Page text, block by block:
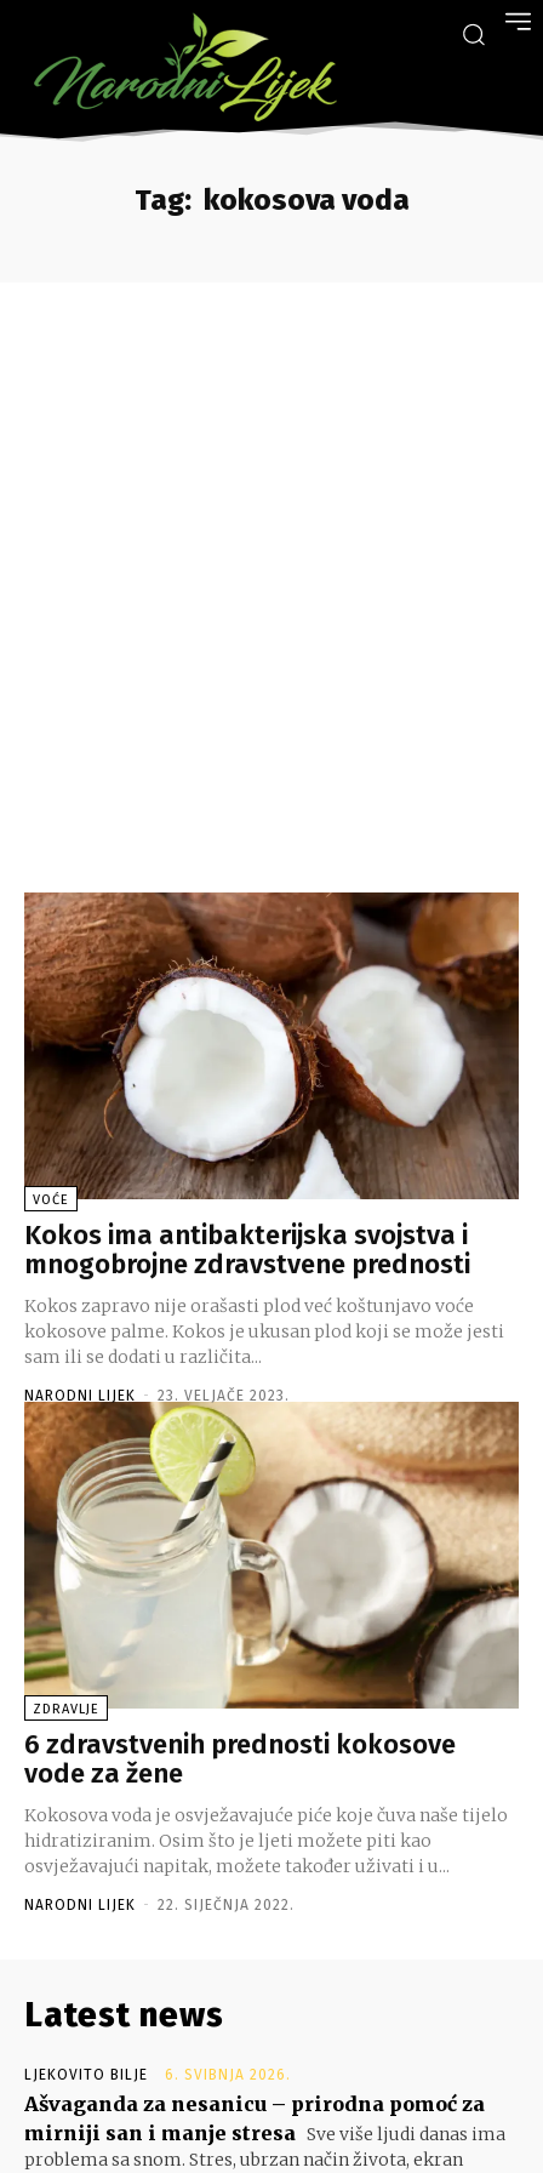
Tag: kokosova voda
VOĆE
Kokos ima antibakterijska svojstva i
mnogobrojne zdravstvene prednosti
Kokos zapravo nije orašasti plod već koštunjavo voće
kokosove palme. Kokos je ukusan plod koji se može jesti
sam ili se dodati u različita...
NARODNI LIJEK - 23. VELJAČE 2023.
ZDRAVLJE
6 zdravstvenih prednosti kokosove
vode za žene
Kokosova voda je osvježavajuće piće koje čuva naše tijelo
hidratiziranim. Osim što je ljeti možete piti kao
osvježavajući napitak, možete također uživati i u...
NARODNI LIJEK - 22. SIJEČNJA 2022.
Latest news
LJEKOVITO BILJE 6. SVIBNJA 2026.
Ašvaganda za nesanicu – prirodna pomoć za
mirniji san i manje stresa Sve više ljudi danas ima
problema sa snom. Stres, ubrzan način života, ekran